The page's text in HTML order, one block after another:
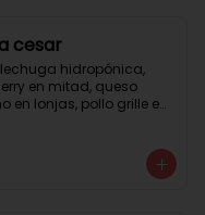
cesar
hidropónica,
en mitad, queso
en lonjas, pollo grille en